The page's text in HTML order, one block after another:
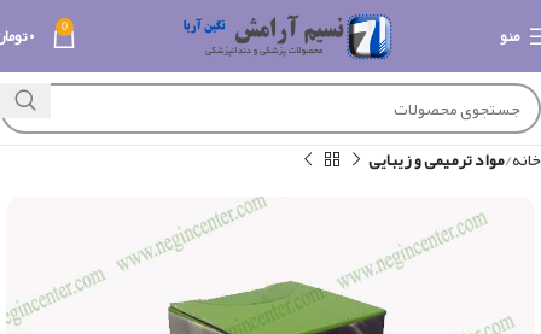
منو 0 ۰
خانه مواد ترمیمی و زیبایی